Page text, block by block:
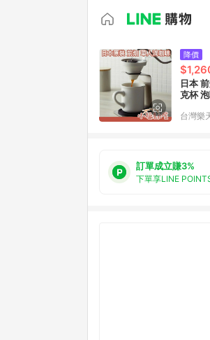
降價
日本
克杯
台灣樂
訂單成立賺3%
下單享LINE